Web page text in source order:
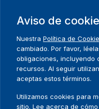
Strömsborgsbron 1
SE-103 34 Estocolmo
+46 8 698 37 00
Footer
menu
Inicio
Sobre nosotros
Dónde trabajamos
Aviso de
Nuestra Política de
cambiado. Por favor,
obligaciones, incluyendo
recursos. Al seguir
aceptas estos términos.
Utilizamos cookies para
sitio. Lee acerca de